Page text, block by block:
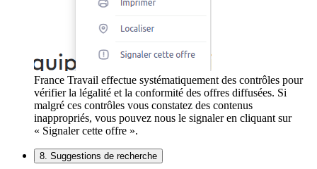
France Travail effectue systématiquement des contrôles pour
vérifier la légalité et la conformité des offres diffusées. Si
malgré ces contrôles vous constatez des contenus
inappropriés, vous pouvez nous le signaler en cliquant sur
« Signaler cette offre ».
8. Suggestions de recherche